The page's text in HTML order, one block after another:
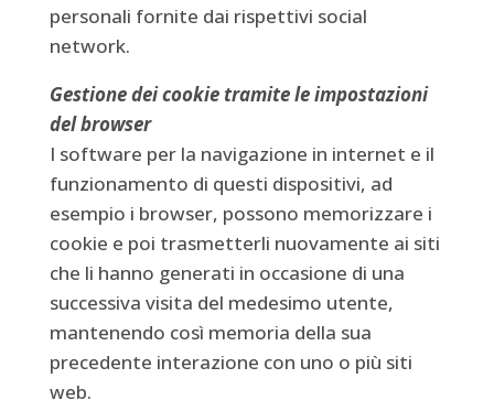
personali fornite dai rispettivi social
network.
Gestione dei cookie tramite le impostazioni
del browser
I software per la navigazione in internet e il
funzionamento di questi dispositivi, ad
esempio i browser, possono memorizzare i
cookie e poi trasmetterli nuovamente ai siti
che li hanno generati in occasione di una
successiva visita del medesimo utente,
mantenendo così memoria della sua
precedente interazione con uno o più siti
web.